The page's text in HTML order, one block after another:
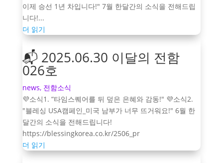
이제 승선 1년 차입니다!" 7월 한달간의 소식을 전해드립
니다!...
더 읽기
📬 2025.06.30 이달의 전함
026호
news, 전함소식
💜소식1. “타임스퀘어를 뒤 덮은 은혜와 감동!" 💜소식2.
"블레싱 USA캠페인_미국 남부가 너무 뜨거워요!" 6월 한
달간의 소식을 전해드립니다!
https://blessingkorea.co.kr/2506_pr
더 읽기